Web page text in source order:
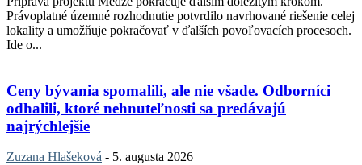
Právoplatné územné rozhodnutie potvrdilo navrhované riešenie celej
lokality a umožňuje pokračovať v ďalších povoľovacích procesoch.
Ide o...
Ceny bývania spomalili, ale nie všade. Odborníci
odhalili, ktoré nehnuteľnosti sa predávajú
najrýchlejšie
Zuzana Hlašeková - 5. augusta 2026